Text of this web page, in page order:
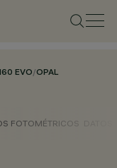
EVO/OPAL
FOTOMÉTRICOS